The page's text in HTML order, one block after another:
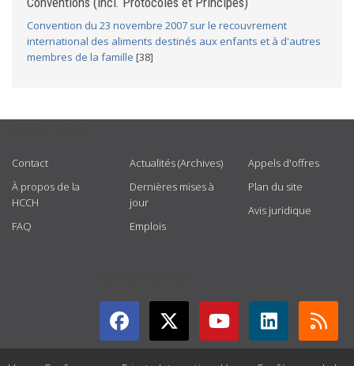
Convention du 23 novembre 2007 sur le recouvrement
international des aliments destinés aux enfants et à d'autres
membres de la famille [38]
Contact
À propos de la
HCCH
FAQ
Actualités (Archives)
Dernières mises à
jour
Emplois
Appels d'offres
Plan du site
Avis juridique